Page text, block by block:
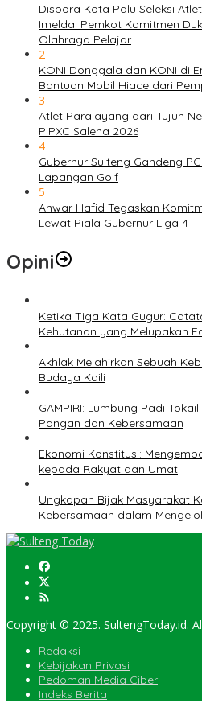
Dispora Kota Palu Seleksi
Imelda: Pemkot Komitmen
Olahraga Pelajar
2
KONI Donggala dan KONI di
Bantuan Mobil Hiace dari
3
Atlet Paralayang dari Tujuh
PIPXC Salena 2026
4
Gubernur Sulteng Gandeng
Lapangan Golf
5
Anwar Hafid Tegaskan
Lewat Piala Gubernur Liga 4
Opini
Ketika Tiga Kata Gugur:
Kehutanan yang Melupakan
Akhlak Melahirkan Sebuah
Budaya Kaili
GAMPIRI: Lumbung Padi
Pangan dan Kebersamaan
Ekonomi Konstitusi:
kepada Rakyat dan Umat
Ungkapan Bijak Masyarakat
Kebersamaan dalam
Copyright © 2025. SultengToday.id.
Redaksi
Kebijakan Privasi
Pedoman Media Ciber
Indeks Berita